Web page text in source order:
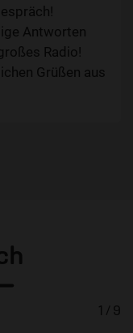
Antworten
Radio!
Grüßen aus
1 / 9